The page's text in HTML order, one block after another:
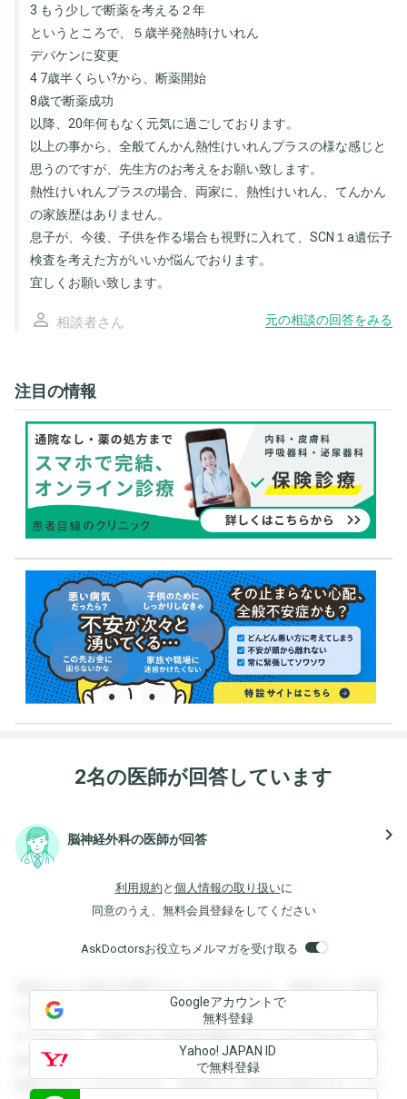
3 もう少しで断薬を考える２年
というところで、５歳半発熱時けいれん
デパケンに変更
4 7歳半くらい?から、断薬開始
8歳で断薬成功
以降、20年何もなく元気に過ごしております。
以上の事から、全般てんかん熱性けいれんプラスの様な感じと
思うのですが、先生方のお考えをお願い致します。
熱性けいれんプラスの場合、両家に、熱性けいれん、てんかん
の家族歴はありません。
息子が、今後、子供を作る場合も視野に入れて、SCN１a遺伝子
検査を考えた方がいいか悩んでおります。
宜しくお願い致します。
person_outline 相談者さん 元の相談の回答をみる
注目の情報
2名の医師が回答しています
脳神経外科の医師が回答 navigate_next
利用規約 と 個人情報の取り扱いに
同意のうえ、無料会員登録をしてください
AskDoctorsお役立ちメルマガを受け取る
登録すると回答を閲覧することができます。登録すると回答
を閲覧することができます。登録すると回答を閲覧すること
ができます。登録すると回答を閲覧することができます。登
録すると回答を閲覧することができます。登録すると回答を
閲覧することができます。登録すると回答を閲覧することが
Googleアカウントで
無料登録
Yahoo! JAPAN ID
で無料登録